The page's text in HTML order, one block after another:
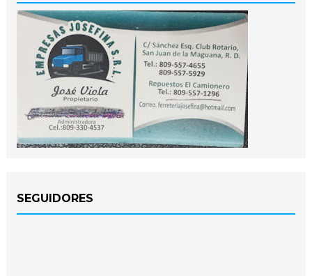
SEGUIDORES